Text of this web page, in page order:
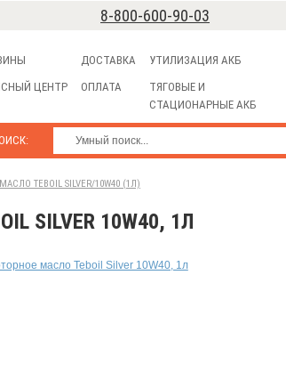
8-800-600-90-03
ЦЕНТР
ДОСТАВКА
ОПЛАТА
УТИЛИЗАЦИЯ АКБ
ТЯГОВЫЕ И
СТАЦИОНАРНЫЕ АКБ
МАСЛО TEBOIL SILVER/10W40 (1Л)
SILVER 10W40, 1Л